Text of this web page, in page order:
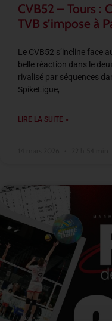
CVB52 – Tours :
TVB s’impose à
Le CVB52 s’incline face
belle réaction dans le
rivalisé par séquences
SpikeLigue,
LIRE LA SUITE »